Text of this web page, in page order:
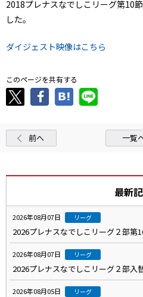
2018プレナスなでしこリーグ第10
した。
ダイジェスト映像はこちら
このページを共有する
前へ 一覧
最新
2026年08月07日 リーグ
2026プレナスなでしこリーグ２部第
2026年08月07日 リーグ
2026プレナスなでしこリーグ２部入
2026年08月05日 リーグ